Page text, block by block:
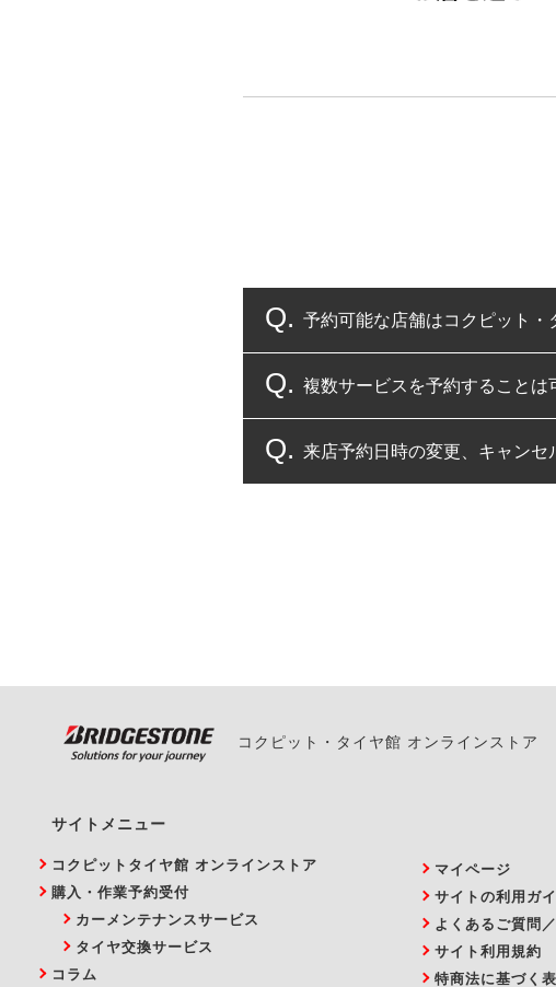
予約可能な店舗はコクピット・
コクピット・タイヤ館のみとな
複数サービスを予約することは
複数サービスのご予約は可能で
来店予約日時の変更、キャンセ
また、やむを得ない事由によ
コクピット・タイヤ館 オンラインストア
サイトメニュー
コクピットタイヤ館 オンラインストア
購入・作業予約受付
カーメンテナンスサービス
タイヤ交換サービス
コラム
マイページ
サイトの利用ガ
よくあるご質問
サイト利用規約
特商法に基づく